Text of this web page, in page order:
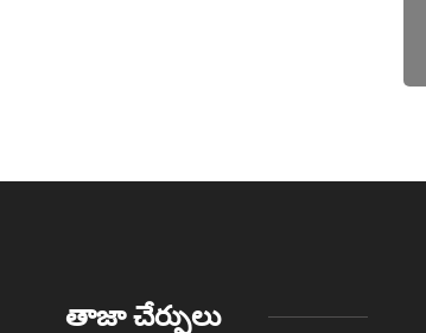
తాజా చేర్పులు